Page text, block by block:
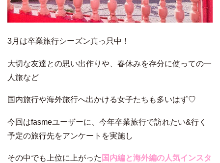
3月は卒業旅行シーズン真っ只中！
大切な友達との思い出作りや、春休みを存分に使っての一
人旅など
国内旅行や海外旅行へ出かける女子たちも多いはず♡
今回はfasmeユーザーに、今年卒業旅行で訪れたい&行く
予定の旅行先をアンケートを実施し
その中でも上位に上がった 国内編と海外編の人気インスタ